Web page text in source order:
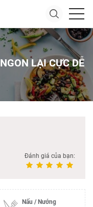
LẠI CỰC DỄ
Đánh giá của bạn:
Nấu / Nướng